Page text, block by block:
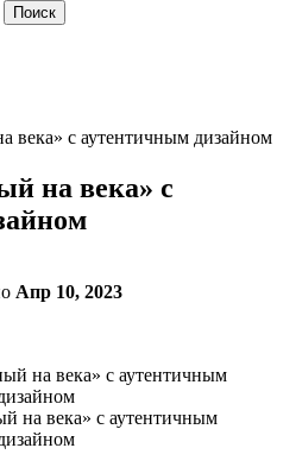
века» с аутентичным дизайном
на века» с
Апр 10, 2023
на века» с аутентичным